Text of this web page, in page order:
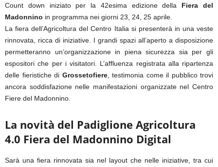
Count down iniziato per la 42esima edizione della Fiera del
Madonnino in programma nei giorni 23, 24, 25 aprile.
La fiera dell’Agricoltura del Centro Italia si presenterà in una veste
rinnovata, ricca di iniziative. I grandi spazi all’aperto a disposizione
permetteranno un’organizzazione in piena sicurezza sia per gli
espositori che per i visitatori. L’affluenza registrata alla ripartenza
delle fieristiche di Grossetofiere, testimonia come il pubblico trovi
ancora soddisfazione nelle manifestazioni organizzate nel Centro
Fiere del Madonnino.
La novità del Padiglione Agricoltura
4.0 Fiera del Madonnino Digital
Sarà una fiera rinnovata sia nel layout che nelle iniziative, tra cui